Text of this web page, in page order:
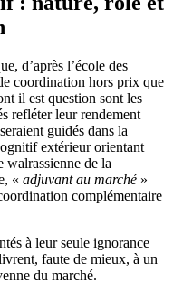
d’après l’école des
coordination hors prix que
il est question sont les
refléter leur rendement
guidés dans la
extérieur orientant
walrassienne de la
« adjuvant au marché»
complémentaire
à leur seule ignorance
faute de mieux, à un
du marché.